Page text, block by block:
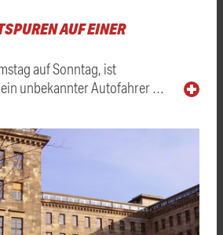
AUF EINER
auf Sonntag, ist
unbekannter Autofahrer …